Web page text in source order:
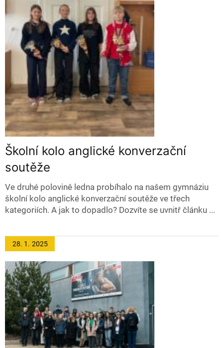
Školní kolo anglické konverzační
soutěže
Ve druhé polovině ledna probíhalo na našem gymnáziu
školní kolo anglické konverzační soutěže ve třech
kategoriích. A jak to dopadlo? Dozvíte se uvnitř článku ...
28. 1. 2025